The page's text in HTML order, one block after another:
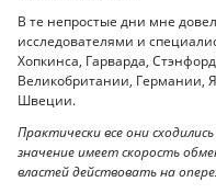
В те непростые дни мне
исследователями и
Хопкинса, Гарварда,
Великобритании, Германии,
Швеции.
Практически все они
значение имеет скорость
властей действовать на